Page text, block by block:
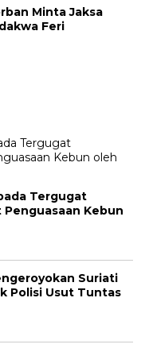
Minta Jaksa
Feri
Tergugat
Penguasaan Kebun
Suriati
Polisi Usut Tuntas